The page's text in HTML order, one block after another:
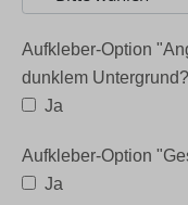
Aufkleber-Option
dunklem
Ja
Aufkleber-Option
Ja